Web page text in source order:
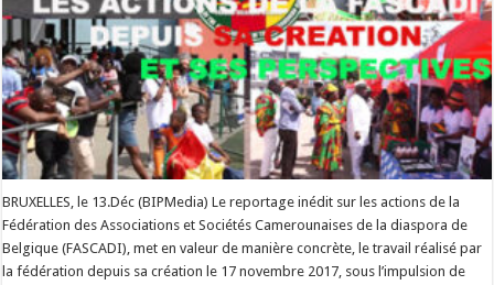
BRUXELLES, le 13.Déc (BIPMedia) Le reportage inédit sur les actions de la
Fédération des Associations et Sociétés Camerounaises de la diaspora de
Belgique (FASCADI), met en valeur de manière concrète, le travail réalisé par
la fédération depuis sa création le 17 novembre 2017, sous l’impulsion de